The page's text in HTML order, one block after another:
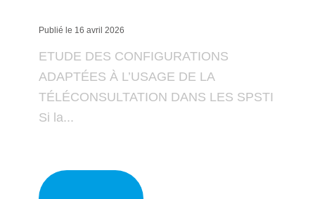
Publié le 16 avril 2026
ETUDE DES CONFIGURATIONS
ADAPTÉES À L’USAGE DE LA
TÉLÉCONSULTATION DANS LES SPSTI
Si la...